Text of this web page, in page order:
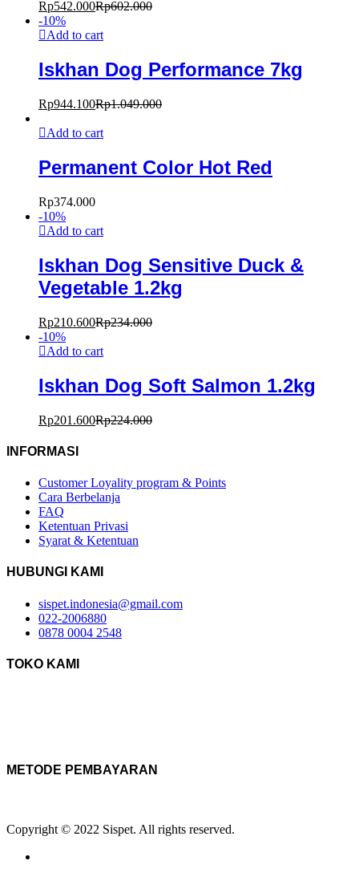
Rp542.000Rp602.000
-10%
Add to cart
Iskhan Dog Performance 7kg
Rp944.100Rp1.049.000
Add to cart
Permanent Color Hot Red
Rp374.000
-10%
Add to cart
Iskhan Dog Sensitive Duck &
Vegetable 1.2kg
Rp210.600Rp234.000
-10%
Add to cart
Iskhan Dog Soft Salmon 1.2kg
Rp201.600Rp224.000
INFORMASI
Customer Loyality program & Points
Cara Berbelanja
FAQ
Ketentuan Privasi
Syarat & Ketentuan
HUBUNGI KAMI
sispet.indonesia@gmail.com
022-2006880
0878 0004 2548
TOKO KAMI
METODE PEMBAYARAN
Copyright © 2022 Sispet. All rights reserved.